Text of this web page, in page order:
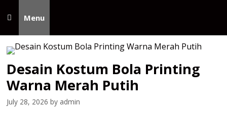
Menu
Desain Kostum Bola Printing
Warna Merah Putih
July 28, 2026 by admin